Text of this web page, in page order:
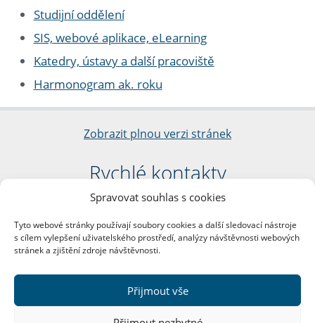
Spravovat souhlas s cookies
Tyto webové stránky používají soubory cookies a další sledovací nástroje
s cílem vylepšení uživatelského prostředí, analýzy návštěvnosti webových
stránek a zjištění zdroje návštěvnosti.
Přijmout vše
Studijní oddělení
SIS, webové aplikace, eLearning
Katedry, ústavy a další pracoviště
Harmonogram ak. roku
Zobrazit plnou verzi stránek
Rychlé kontakty
Filozofická fakulta
nám. Jana Palacha 1/2
116 38 Praha 1
DIČ: CZ00216208
Další kontakty